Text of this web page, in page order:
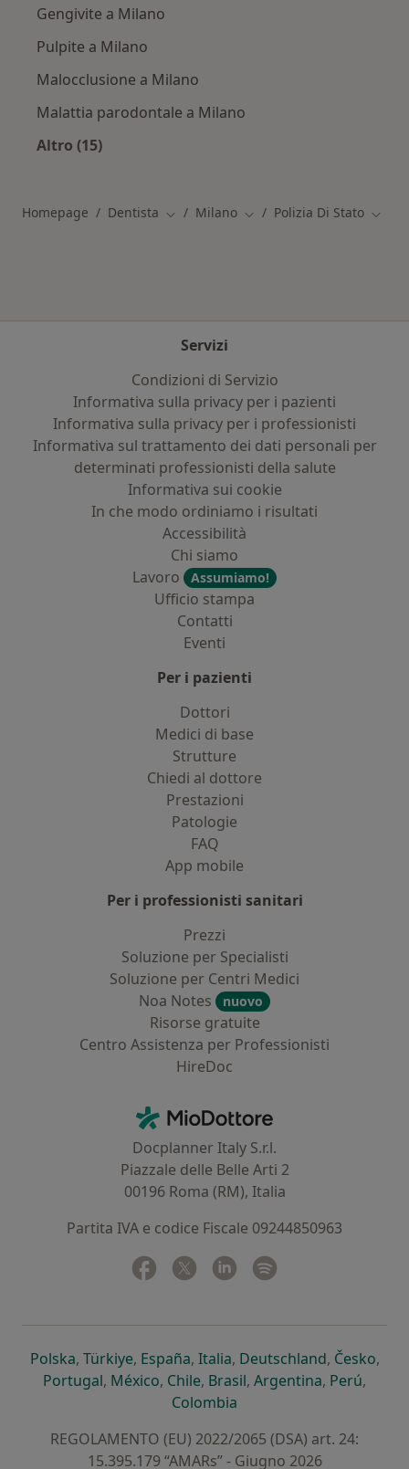
Gengivite a Milano
Pulpite a Milano
Malocclusione a Milano
Malattia parodontale a Milano
Altro (15)
Homepage Dentista Cambia città
Milano Cambia città
Polizia Di Stato
Servizi
Condizioni di Servizio
Informativa sulla privacy per i pazienti
Informativa sulla privacy per i professionisti
Informativa sul trattamento dei dati personali per
determinati professionisti della salute
Informativa sui cookie
In che modo ordiniamo i risultati
Accessibilità
Chi siamo
Lavoro
Assumiamo!
Ufficio stampa
Contatti
Eventi
Per i pazienti
Dottori
Medici di base
Strutture
Chiedi al dottore
Prestazioni
Patologie
FAQ
App mobile
Per i professionisti sanitari
Prezzi
Soluzione per Specialisti
Soluzione per Centri Medici
Noa Notes
nuovo
Risorse gratuite
Centro Assistenza per Professionisti
HireDoc
MioDottore - Homepage
Docplanner Italy S.r.l.
Piazzale delle Belle Arti 2
00196 Roma (RM), Italia
Partita IVA e codice Fiscale 09244850963
Facebook
si apre in una nuova scheda
Twitter
si apre in una nuova scheda
Linkedin
si apre in una nuova
Polskasi apre in una nuova scheda
, Türkiyesi apre in una nuova scheda
, Españasi apre in una nuova scheda
, Italiasi apre in una nuova
, Deutschlandsi apre in
, Českosi
,
Portugalsi apre in una nuova scheda
, Méxicosi apre in una nuova scheda
, Chilesi apre in una nuova scheda
, Brasilsi apre in una nuova
, Argentinasi apre in
, Perúsi
,
Colombia
REGOLAMENTO (EU) 2022/2065 (DSA) art. 24:
15.395.179 “AMARs” - Giugno 2026